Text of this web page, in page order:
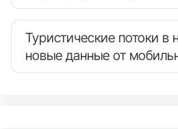
Туристические потоки в
новые данные от